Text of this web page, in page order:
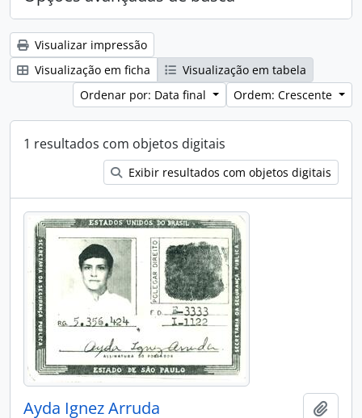
Visualizar impressão
Visualização em ficha
Visualização em tabela
Ordenar por: Data final
Ordem: Crescente
1 resultados com objetos digitais
Exibir resultados com objetos digitais
Ayda Ignez Arruda